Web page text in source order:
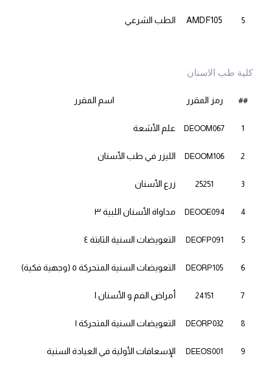
5
AMDF105 الطب الشرعي
كلية طب الاسنان
## رمز المقرر اسم المقرر
1
DEOOM067 علم الأشعة
2
DEOOM106 الليزر في طب الأسنان
3
25251 زرع الأسنان
4
DEOOE094 مداواة الأسنان اللبية ٣
5
DEOFP091 التعويضات السنية الثابتة ٤
6
DEORP105 التعويضات السنية المتحركة ٥ (وجهية فكية)
7
24151 أمراض الفم و الأسنان
8
DEORP032 التعويضات السنية المتحركة ١
9
DEEOS001 الإسعافات الأولية في العيادة السنية